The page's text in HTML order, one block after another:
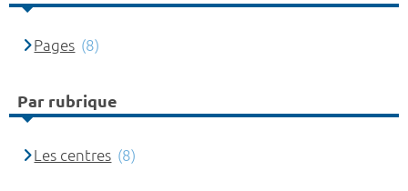
Pages (8)
Par rubrique
Les centres (8)